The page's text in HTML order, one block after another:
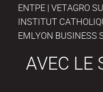
ENTPE | VETAGRO
INSTITUT
EMLYON BUSINESS
AVEC LE